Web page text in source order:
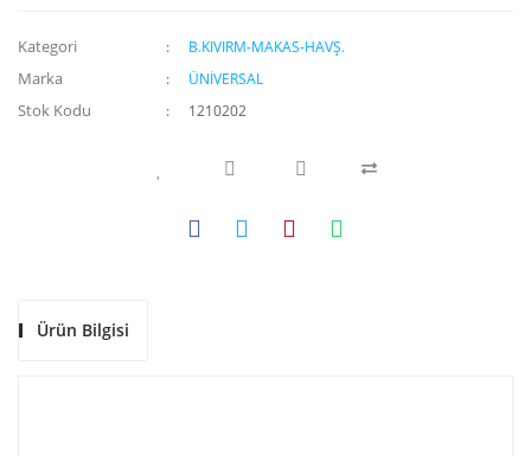
Kategori B.KIVIRM-MAKAS-HAVŞ.
Marka ÜNİVERSAL
Stok Kodu 1210202
Ürün Bilgisi